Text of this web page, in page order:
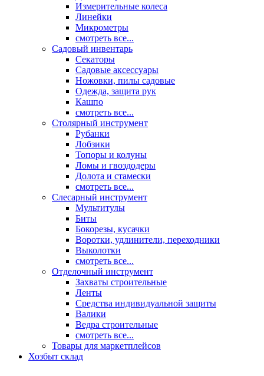
Измерительные колеса
Линейки
Микрометры
смотреть все...
Садовый инвентарь
Секаторы
Садовые аксессуары
Ножовки, пилы садовые
Одежда, защита рук
Кашпо
смотреть все...
Столярный инструмент
Рубанки
Лобзики
Топоры и колуны
Ломы и гвоздодеры
Долота и стамески
смотреть все...
Слесарный инструмент
Мультитулы
Биты
Бокорезы, кусачки
Воротки, удлинители, переходники
Выколотки
смотреть все...
Отделочный инструмент
Захваты строительные
Ленты
Средства индивидуальной защиты
Валики
Ведра строительные
смотреть все...
Товары для маркетплейсов
Хозбыт склад